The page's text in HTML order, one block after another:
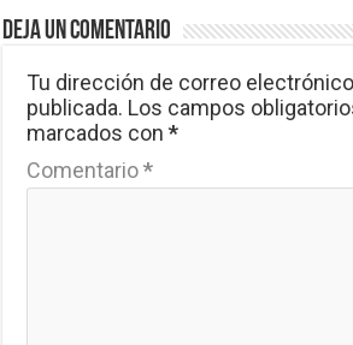
Deja un comentario
Tu dirección de correo
publicada. Los campos
marcados con*
Comentario*